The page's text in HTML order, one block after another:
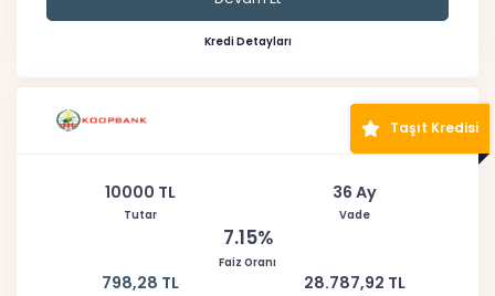
Kredi Detayları
Taşıt Kredisi
10000 TL
Tutar
36 Ay
Vade
7.15%
Faiz Oranı
798,28 TL 28.787,92 TL